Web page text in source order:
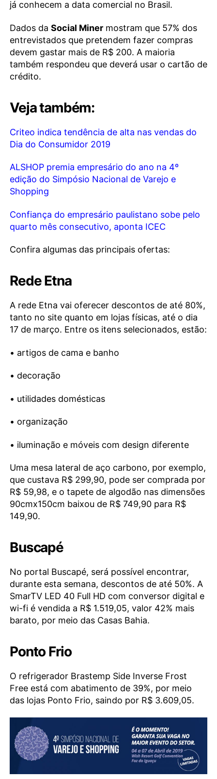
já conhecem a data comercial no Brasil.
Dados da Social Miner mostram que 57% dos
entrevistados que pretendem fazer compras
devem gastar mais de R$ 200. A maioria
também respondeu que deverá usar o cartão de
crédito.
Veja também:
Criteo indica tendência de alta nas vendas do
Dia do Consumidor 2019
ALSHOP premia empresário do ano na 4º
edição do Simpósio Nacional de Varejo e
Shopping
Confiança do empresário paulistano sobe pelo
quarto mês consecutivo, aponta ICEC
Confira algumas das principais ofertas:
Rede Etna
A rede Etna vai oferecer descontos de até 80%,
tanto no site quanto em lojas físicas, até o dia
17 de março. Entre os itens selecionados, estão:
• artigos de cama e banho
• decoração
• utilidades domésticas
• organização
• iluminação e móveis com design diferente
Uma mesa lateral de aço carbono, por exemplo,
que custava R$ 299,90, pode ser comprada por
R$ 59,98, e o tapete de algodão nas dimensões
90cmx150cm baixou de R$ 749,90 para R$
149,90.
Buscapé
No portal Buscapé, será possível encontrar,
durante esta semana, descontos de até 50%. A
SmarTV LED 40 Full HD com conversor digital e
wi-fi é vendida a R$ 1.519,05, valor 42% mais
barato, por meio das Casas Bahia.
Ponto Frio
O refrigerador Brastemp Side Inverse Frost
Free está com abatimento de 39%, por meio
das lojas Ponto Frio, saindo por R$ 3.609,05.